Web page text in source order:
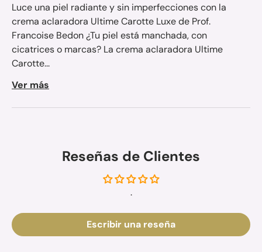
Luce una piel radiante y sin imperfecciones con la
crema aclaradora Ultime Carotte Luxe de Prof.
Francoise Bedon ¿Tu piel está manchada, con
cicatrices o marcas? La crema aclaradora Ultime
Carotte...
Ver más
Reseñas de Clientes
.
Escribir una reseña